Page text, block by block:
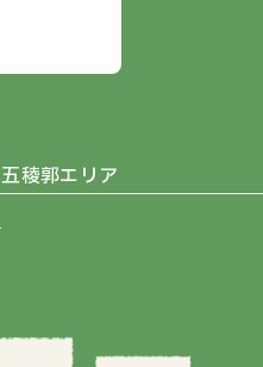
五稜郭エリア